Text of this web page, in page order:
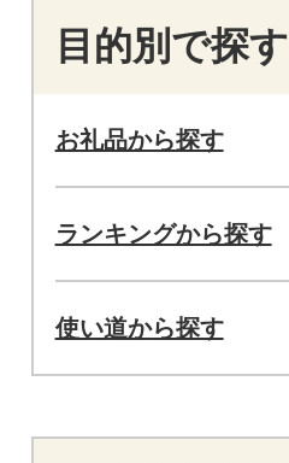
目的別で探す
お礼品から探す
ランキングから探す
使い道から探す